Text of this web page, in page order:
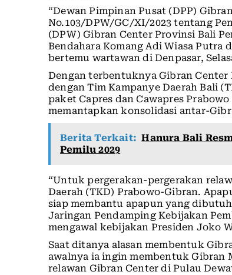
“Dewan Pimpinan Pusat (DPP)
No.103/DPW/GC/XI/2023 tentang
(DPW) Gibran Center Provinsi Bali
Bendahara Komang Adi Wiasa Putra
bertemu wartawan di Denpasar,
Dengan terbentuknya Gibran
dengan Tim Kampanye Daerah Bali
paket Capres dan Cawapres
memantapkan konsolidasi antar-
Berita Terkait: Hanura Bali
Pemilu 2029
“Untuk pergerakan-pergerakan
Daerah (TKD) Prabowo-Gibran.
siap membantu apapun yang
Jaringan Pendamping Kebijakan
mengawal kebijakan Presiden Joko
Saat ditanya alasan membentuk
awalnya ia ingin membentuk Gibran
relawan Gibran Center di Pulau